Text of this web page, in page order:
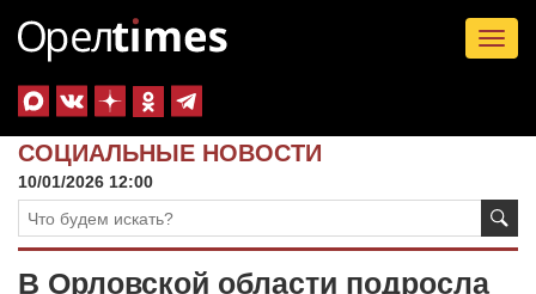
СОЦИАЛЬНЫЕ НОВОСТИ
10/01/2026 12:00
В Орловской области подросла